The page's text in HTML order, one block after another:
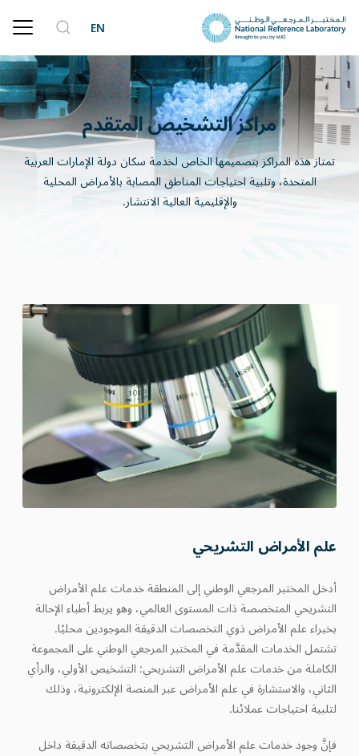
EN
مراكز التشخيص المتقدم
تمتاز هذه المراكز بتصميمها الخاص لخدمة سكان دولة الإمارات العربية
المتحدة، وتلبية احتياجات المناطق المصابة بالأمراض المحلية
والإقليمية العالية الانتشار.
علم الأمراض التشريحي
أدخل المختبر المرجعي الوطني إلى المنطقة خدمات علم الأمراض
التشريحي المتخصصة ذات المستوى العالمي، وهو يربط أطباء الإحالة
بخبراء علم الأمراض ذوي التخصصات الدقيقة الموجودين محليًا.
تشتمل الخدمات المقدَّمة في المختبر المرجعي الوطني على المجموعة
الكاملة من خدمات علم الأمراض التشريحي: التشخيص الأولي، والرأي
الثاني، والاستشارة في علم الأمراض عبر المنصة الإلكترونية، وذلك
لتلبية احتياجات عملائنا.
فإنَّ وجود خدمات علم الأمراض التشريحي بتخصصاته الدقيقة داخل